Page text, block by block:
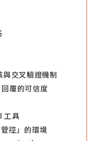
交叉驗證機制
覆的可信度
工具
控」的環境